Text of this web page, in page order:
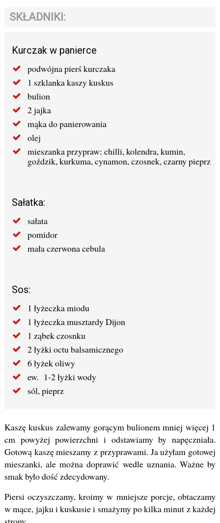
SKŁADNIKI:
Kurczak w panierce
podwójna pierś kurczaka
1 szklanka kaszy kuskus
bulion
2 jajka
mąka do panierowania
olej
mieszanka przypraw: chilli, kolendra, kumin,
goździk, kurkuma, cynamon, czosnek, czarny pieprz
Sałatka:
sałata
pomidor
mała czerwona cebula
Sos:
1 łyżeczka miodu
1 łyżeczka musztardy Dijon
1 ząbek czosnku
2 łyżki octu balsamicznego
6 łyżek oliwy
ew. 1-2 łyżki wody
sól, pieprz
Kaszę kuskus zalewamy gorącym bulionem mniej więcej 1
cm powyżej powierzchni i odstawiamy by napęczniała.
Gotową kaszę mieszamy z przyprawami. Ja użyłam gotowej
mieszanki, ale można doprawić wedle uznania. Ważne by
smak było dość zdecydowany.
Piersi oczyszczamy, kroimy w mniejsze porcje, obtaczamy
w mące, jajku i kuskusie i smażymy po kilka minut z każdej